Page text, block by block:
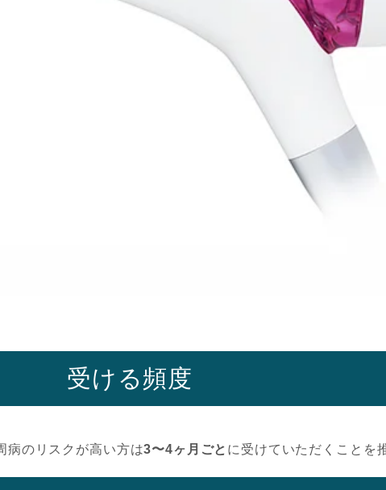
受ける頻度
病のリスクが高い方は3〜4ヶ月ごと に受けていただくことを